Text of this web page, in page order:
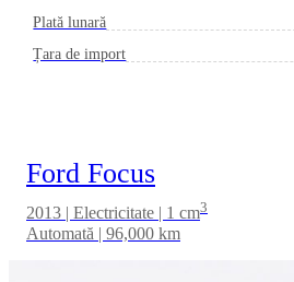
Plată lunară
Țara de import
Ford Focus
2013 | Electricitate | 1 cm3
Automată | 96,000 km